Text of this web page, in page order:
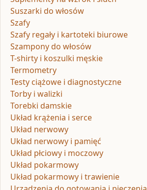
Suszarki do włosów
Szafy
Szafy regały i kartoteki biurowe
Szampony do włosów
T-shirty i koszulki męskie
Termometry
Testy ciążowe i diagnostyczne
Torby i walizki
Torebki damskie
Układ krążenia i serce
Układ nerwowy
Układ nerwowy i pamięć
Układ płciowy i moczowy
Układ pokarmowy
Układ pokarmowy i trawienie